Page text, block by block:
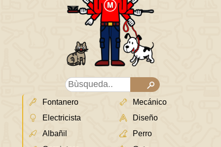
Fontanero
Electricista
Albañil
Mecánico
Diseño
Perro